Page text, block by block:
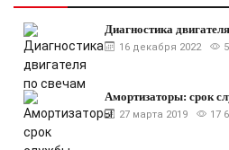
Диагностика
16 декабря 2022
Амортизаторы: срок
27 марта 2019 17